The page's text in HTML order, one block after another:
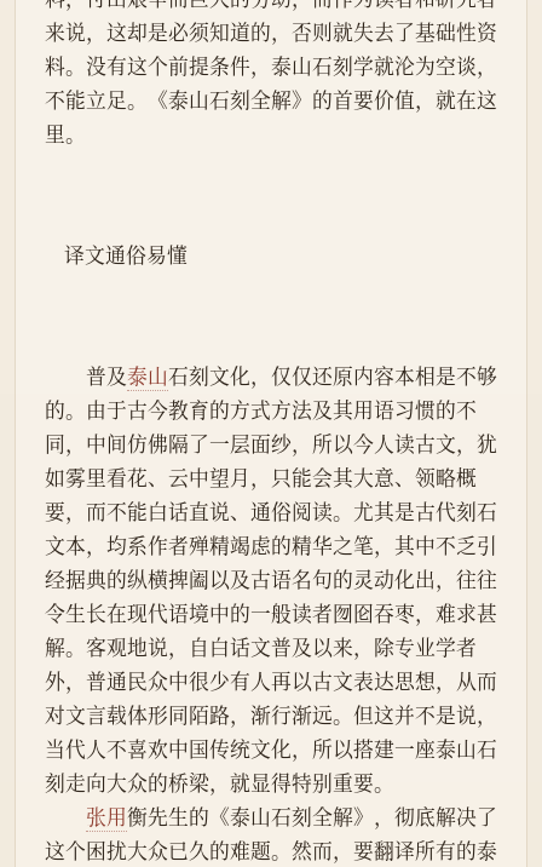
来说，这却是必须知道的，否则就失去了基础性资
料。没有这个前提条件，泰山石刻学就沦为空谈，
不能立足。《泰山石刻全解》的首要价值，就在这
里。
    译文通俗易懂
普及泰山石刻文化，仅仅还原内容本相是不够
的。由于古今教育的方式方法及其用语习惯的不
同，中间仿佛隔了一层面纱，所以今人读古文，犹
如雾里看花、云中望月，只能会其大意、领略概
要，而不能白话直说、通俗阅读。尤其是古代刻石
文本，均系作者殚精竭虑的精华之笔，其中不乏引
经据典的纵横捭阖以及古语名句的灵动化出，往往
令生长在现代语境中的一般读者囫囵吞枣，难求甚
解。客观地说，自白话文普及以来，除专业学者
外，普通民众中很少有人再以古文表达思想，从而
对文言载体形同陌路，渐行渐远。但这并不是说，
当代人不喜欢中国传统文化，所以搭建一座泰山石
刻走向大众的桥梁，就显得特别重要。
张用衡先生的《泰山石刻全解》，彻底解决了
这个困扰大众已久的难题。然而，要翻译所有的泰